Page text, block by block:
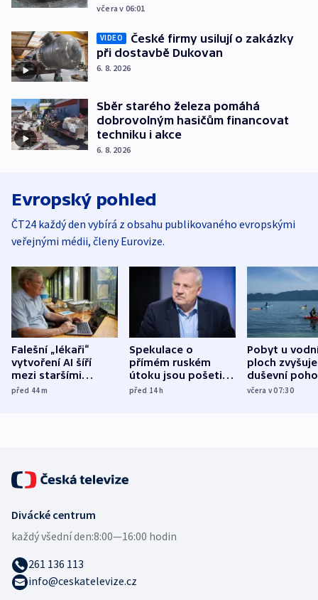
včera v 06:01
VIDEO
České firmy usilují o zakázky
při dostavbě Dukovan
6. 8. 2026
Sběr starého železa pomáhá
dobrovolným hasičům financovat
techniku i akce
6. 8. 2026
Evropský pohled
ČT24 každý den vybírá z obsahu publikovaného evropskými
veřejnými médii, členy Eurovize.
Falešní „lékaři“
vytvoření AI šíří
mezi staršími
Poláky nebezpečné
před 44m
Spekulace o
přímém ruském
útoku jsou pošetilé,
míní estonský
před 14h
Pobyt u
ploch zvyšuje
duševní
ukázala
včera v 07:30
Divácké centrum
každý všední den:8:00—16:00 hodin
261 136 113
info@ceskatelevize.cz